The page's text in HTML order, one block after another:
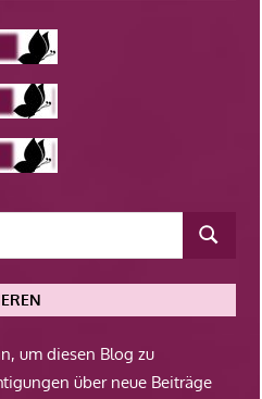
um diesen Blog zu
über neue Beiträge